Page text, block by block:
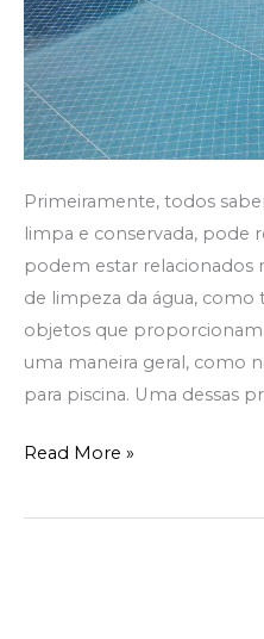
Primeiramente, todos
limpa e conservada, pode
podem estar relacionados
de limpeza da água,
objetos que
uma maneira geral, como
para piscina. Uma dessas
sua
piscina
Read More »